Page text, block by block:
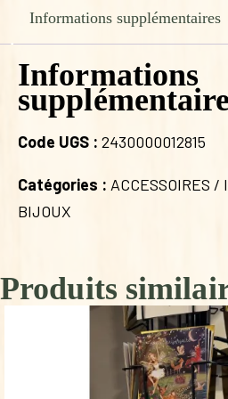
KREA
Informations supplémentaires
Informations
Code UGS : 2430000012815
Catégories : ACCESSOIRES /
BIJOUX
Produits